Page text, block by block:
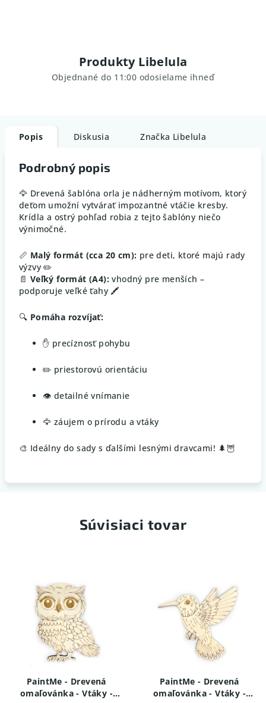
Produkty Libelula
Objednané do 11:00 odosielame ihneď
Popis Diskusia Značka Libelula
Podrobný popis
🦅 Drevená šablóna orla je nádherným motívom, ktorý
deťom umožní vytvárať impozantné vtáčie kresby.
Krídla a ostrý pohľad robia z tejto šablóny niečo
výnimočné.
📏 Malý formát (cca 20 cm): pre deti, ktoré majú rady
výzvy ✏️
📄 Veľký formát (A4): vhodný pre menších –
podporuje veľké ťahy 🖍️
🔍 Pomáha rozvíjať:
✋ precíznosť pohybu
✏️ priestorovú orientáciu
👁️ detailné vnímanie
🦅 záujem o prírodu a vtáky
🎨 Ideálny do sady s ďalšími lesnými dravcami! 🌲🦉
Súvisiaci tovar
PaintMe - Drevená
omaľovánka - Vtáky -
PaintMe - Drevená
omaľovánka - Vtáky -